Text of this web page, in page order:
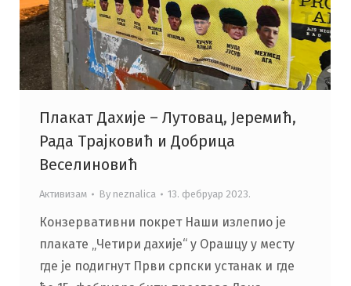
Плакат Дахије – Лутовац, Јеремић,
Рада Трајковић и Добрица
Веселиновић
Активизам By neznalica 13. фебруар 2023.
Конзервативни покрет Наши излепио је
плакате „Четири дахије“ у Орашцу у месту
где је подигнут Први српски устанак и где